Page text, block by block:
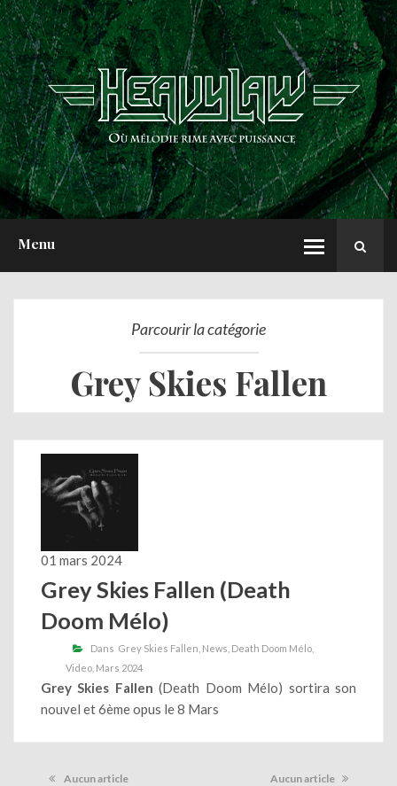
Menu
ACCUEIL
NEWS
CHRONIQUES
INTERVIEWS
REPORTS
A PROPOS
Parcourir la catégorie
Grey Skies Fallen
01 mars 2024
Grey Skies Fallen (Death
Doom Mélo)
Dans Grey Skies Fallen News Death Doom Mélo
Video Mars 2024
Grey Skies Fallen (Death Doom Mélo) sortira son
nouvel et 6ème opus le 8 Mars
Aucun article Aucun article